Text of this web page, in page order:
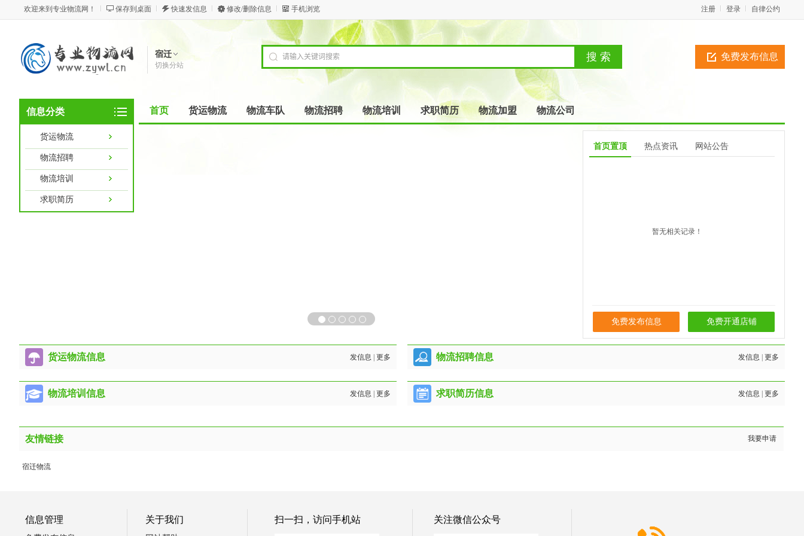
欢迎来到专业物流网！ 保存到桌面 快速发信息 修改/删除信息 手机浏览 自律公约
登录
注册
宿迁
切换分站
免费发布信息
信息分类
货运物流
物流招聘
物流培训
求职简历
首页 货运物流 物流车队 物流招聘 物流培训 求职简历 物流加盟 物流公司
首页置顶 热点资讯 网站公告
暂无相关记录！
免费发布信息 免费开通店铺
货运物流信息 发信息 更多 物流招聘信息 发信息 更多
物流培训信息 发信息 更多 求职简历信息 发信息 更多
友情链接 我要申请
宿迁物流
信息管理 关于我们 扫一扫，访问手机站 关注微信公众号